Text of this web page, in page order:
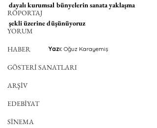
RÖPORTAJ
YORUM
HABER
GÖSTERİ SANATLARI
ARŞİV
EDEBİYAT
SİNEMA
dayalı kurumsal bünyelerin sanata yaklaşma
şekli üzerine düşünüyoruz
Yazı: Oğuz Karayemiş